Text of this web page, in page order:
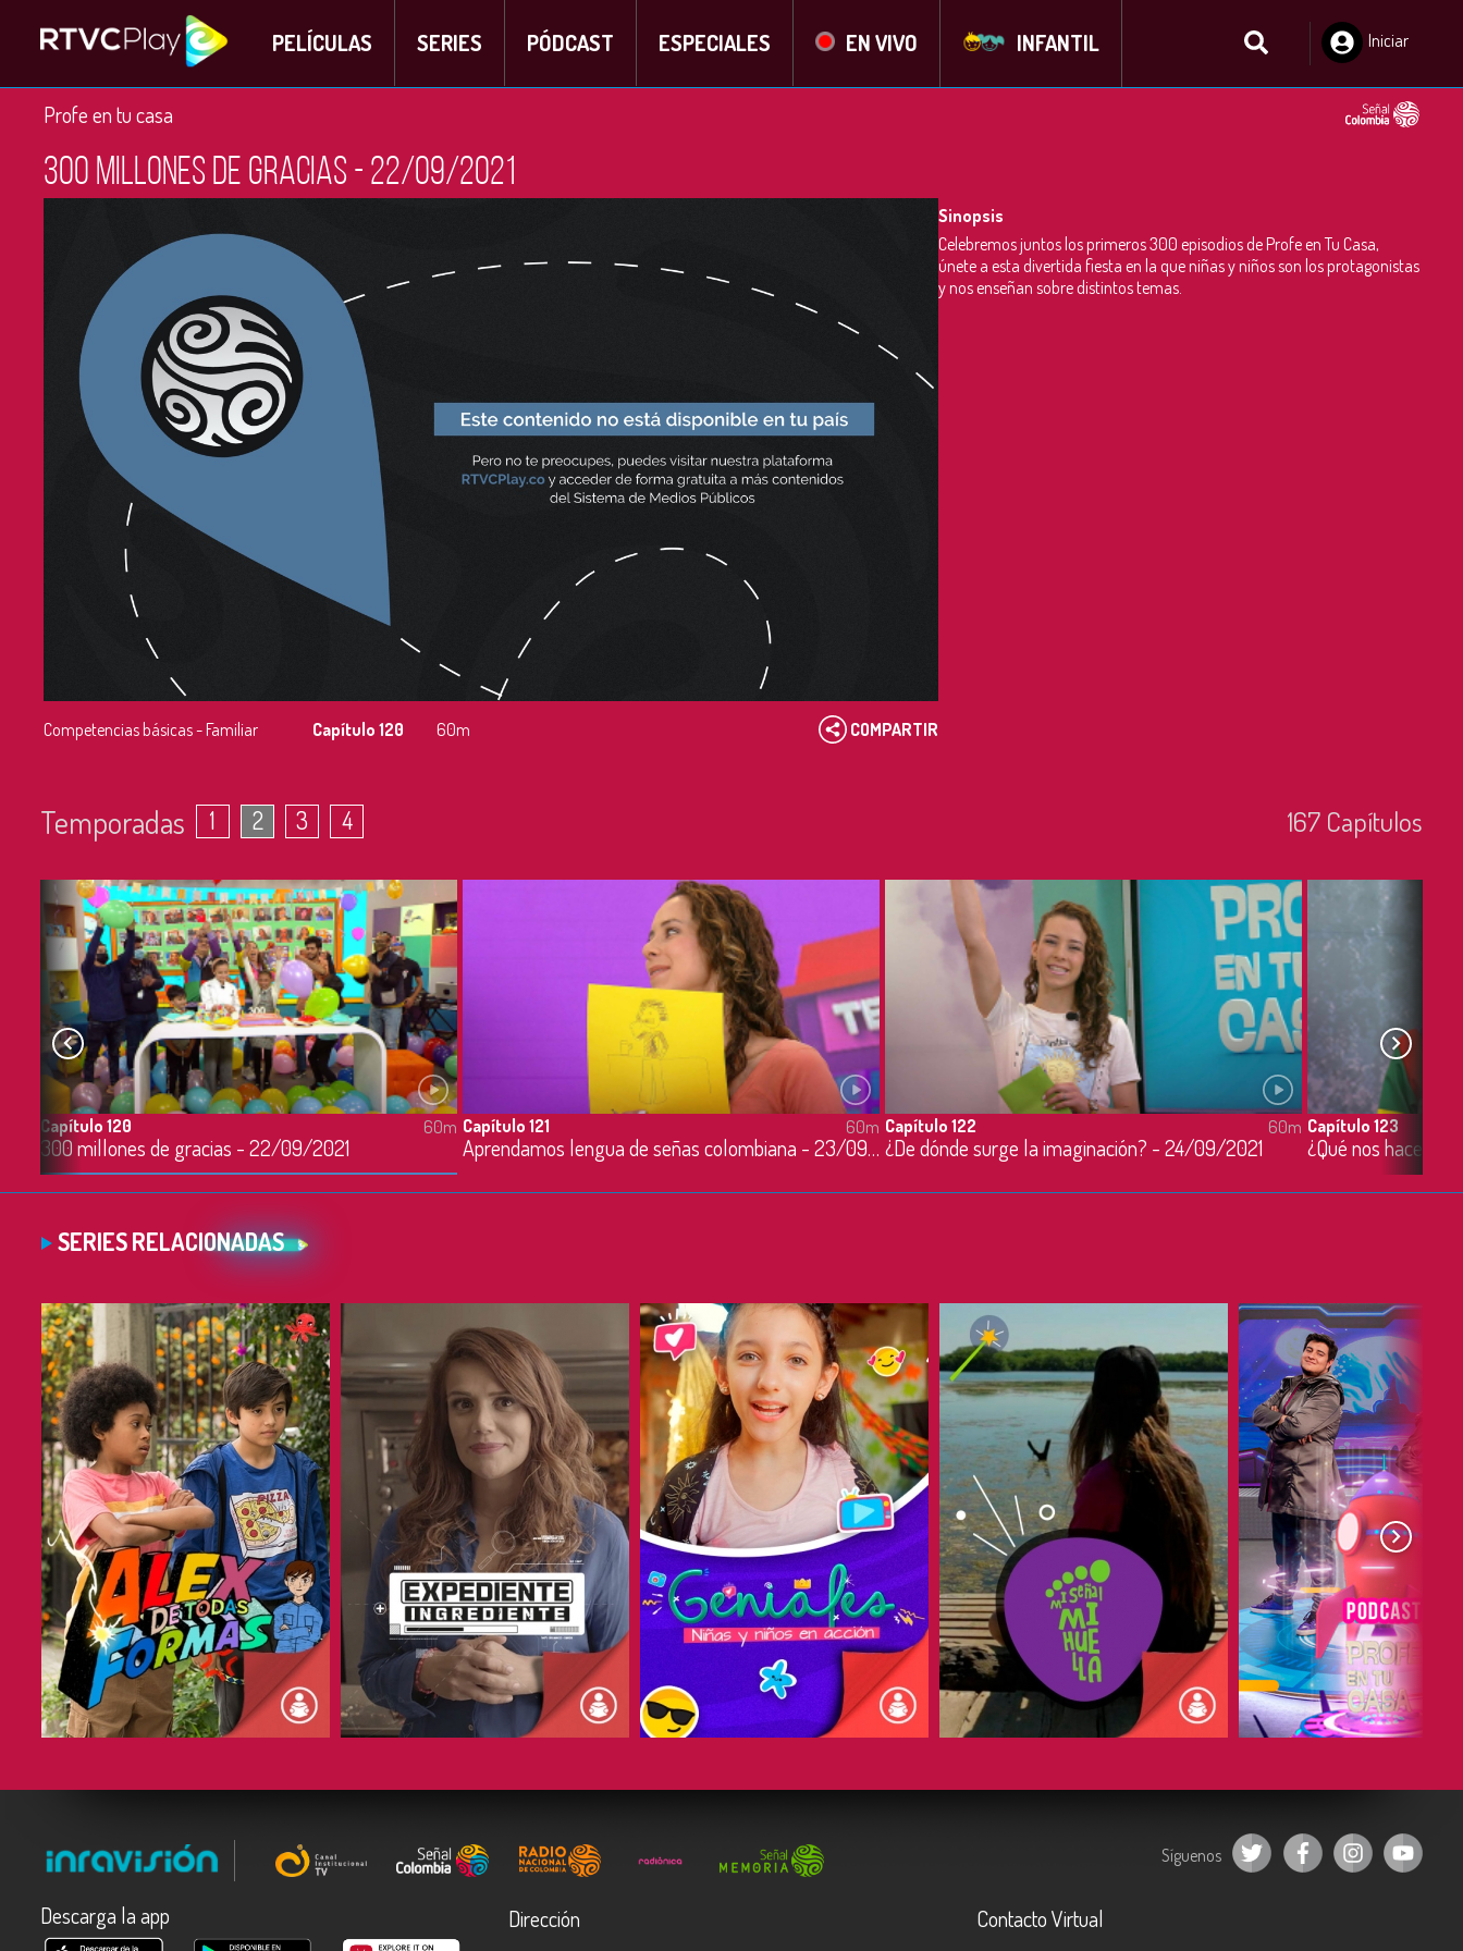
PELÍCULAS SERIES PÓDCAST ESPECIALES EN VIVO INFANTIL
Iniciar
Profe en tu casa
300 millones de gracias - 22/09/2021
Competencias básicas - Familiar Capítulo 120 60m COMPARTIR
Sinopsis
Celebremos juntos los primeros 300 episodios de Profe en Tu Casa,
únete a esta divertida fiesta en la que niñas y niños son los protagonistas
y nos enseñan sobre distintos temas.
Temporadas 1 2 3 4 167 Capí­tulos
Capítulo 120
300 millones de gracias - 22/09/2021
60m Capítulo 121
Aprendamos lengua de señas colombiana - 23/09/2021
60m Capítulo 122
¿De dónde surge la imaginación? - 24/09/2021
60m Capítulo 123
SERIES RELACIONADAS
COMPARTIR COMPARTIR COMPARTIR COMPARTIR COMPARTIR
Síguenos
Descarga la app Dirección Contacto Virtual